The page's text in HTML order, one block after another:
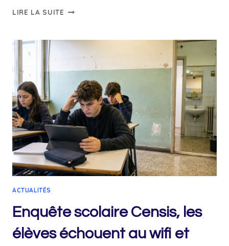
LIRE LA SUITE SEPT
LEUR
DIPLÔME
DU
COURS
DU
SOIR
EXEMPLE
CONTRE
LE
ACTUALITÉS
Enquête scolaire Censis, les
élèves échouent au wifi et